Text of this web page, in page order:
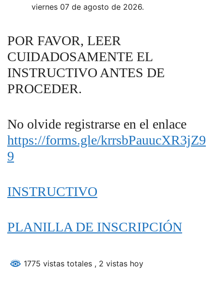
viernes 07 de agosto de 2026.
POR FAVOR, LEER
CUIDADOSAMENTE EL
INSTRUCTIVO ANTES DE
PROCEDER.
No olvide registrarse en el enlace
https://forms.gle/krrsbPauucXR3jZ9
9
INSTRUCTIVO
PLANILLA DE INSCRIPCIÓN
1775 vistas totales , 2 vistas hoy